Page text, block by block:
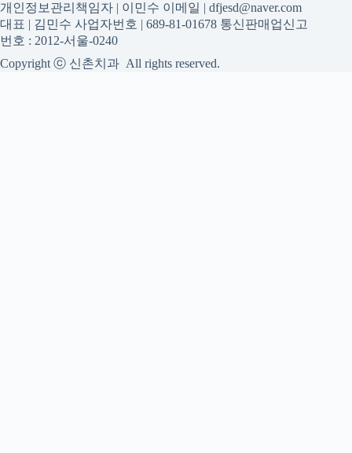
개인정보관리책임자 | 이민수 이메일 | dfjesd@naver.com
대표 | 김민수 사업자번호 | 689-81-01678 통신판매업신고
번호 : 2012-서울-0240
Copyright ⓒ 신촌치과 All rights reserved.